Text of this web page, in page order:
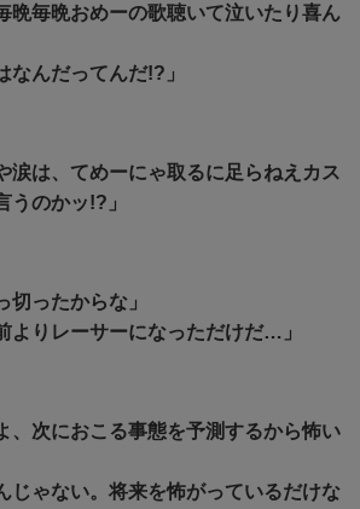
晩毎晩おめーの歌聴いて泣いたり喜ん
なんだってんだ!?」
涙は、てめーにゃ取るに足らねえカス
うのかッ!?」
切ったからな」
よりレーサーになっただけだ…」
、次におこる事態を予測するから怖い
じゃない。将来を怖がっているだけな